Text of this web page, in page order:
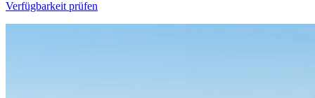
Verfügbarkeit prüfen